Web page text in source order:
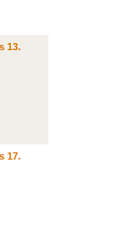
13.
17.